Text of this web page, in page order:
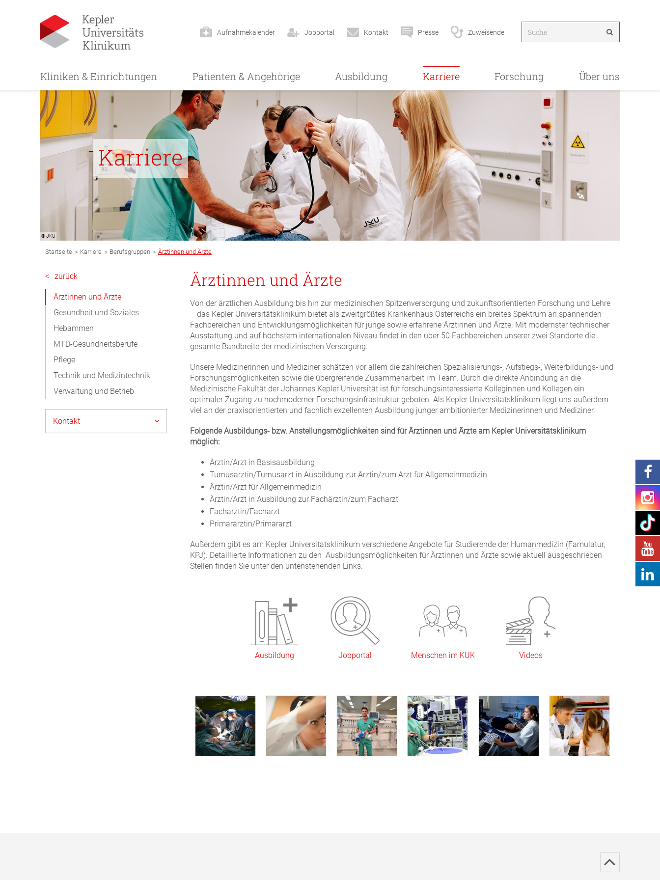
Aufnahmekalender Jobportal Kontakt Presse Zuweisende
Kliniken & Einrichtungen Patienten & Angehörige Ausbildung Karriere Forschung Über uns
Karriere
© JKU
Breadcrumb
Navigation
Startseite > Karriere > Berufsgruppen > Ärztinnen und Ärzte
Subnavigation
Desktop
< zurück
Ärztinnen und Ärzte
Gesundheit und Soziales
Hebammen
MTD-Gesundheitsberufe
Pflege
Technik und Medizintechnik
Verwaltung und Betrieb
Kontakt
Ärztinnen und Ärzte
Von der ärztlichen Ausbildung bis hin zur medizinischen Spitzenversorgung und zukunftsorientierten Forschung und Lehre
– das Kepler Universitätsklinikum bietet als zweitgrößtes Krankenhaus Österreichs ein breites Spektrum an spannenden
Fachbereichen und Entwicklungsmöglichkeiten für junge sowie erfahrene Ärztinnen und Ärzte. Mit modernster technischer
Ausstattung und auf höchstem internationalen Niveau findet in den über 50 Fachbereichen unserer zwei Standorte die
gesamte Bandbreite der medizinischen Versorgung.
Unsere Medizinerinnen und Mediziner schätzen vor allem die zahlreichen Spezialisierungs-, Aufstiegs-, Weiterbildungs- und
Forschungsmöglichkeiten sowie die übergreifende Zusammenarbeit im Team. Durch die direkte Anbindung an die
Medizinische Fakultät der Johannes Kepler Universität ist für forschungsinteressierte Kolleginnen und Kollegen ein
optimaler Zugang zu hochmoderner Forschungsinfrastruktur geboten. Als Kepler Universitätsklinikum liegt uns außerdem
viel an der praxisorientierten und fachlich exzellenten Ausbildung junger ambitionierter Medizinerinnen und Mediziner.
Folgende Ausbildungs- bzw. Anstellungsmöglichkeiten sind für Ärztinnen und Ärzte am Kepler Universitätsklinikum
möglich:
Ärztin/Arzt in Basisausbildung
Turnusärztin/Turnusarzt in Ausbildung zur Ärztin/zum Arzt für Allgemeinmedizin
Ärztin/Arzt für Allgemeinmedizin
Ärztin/Arzt in Ausbildung zur Fachärztin/zum Facharzt
Fachärztin/Facharzt
Primarärztin/Primararzt
Außerdem gibt es am Kepler Universitätsklinikum verschiedene Angebote für Studierende der Humanmedizin (Famulatur,
KPJ). Detaillierte Informationen zu den Ausbildungsmöglichkeiten für Ärztinnen und Ärzte sowie aktuell ausgeschrieben
Stellen finden Sie unter den untenstehenden Links.
Ausbildung Jobportal Menschen im KUK Videos